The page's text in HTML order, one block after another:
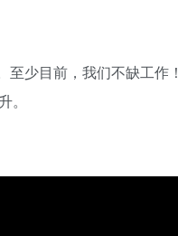
少目前，我们不缺工作！